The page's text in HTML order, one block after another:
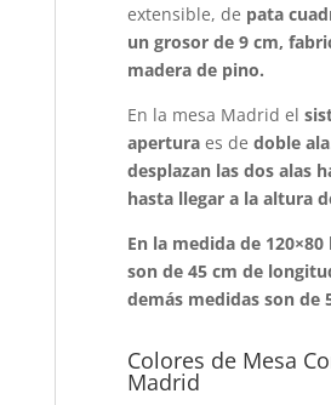
extensible, de pata
un grosor de 9 cm,
madera de pino.
En la mesa Madrid el
apertura es dedoble ala
desplazan las dos alas
hasta llegar a la altura
En la medida de 120×80
son de 45 cm de
demás medidas son de
Colores de Mesa
Madrid